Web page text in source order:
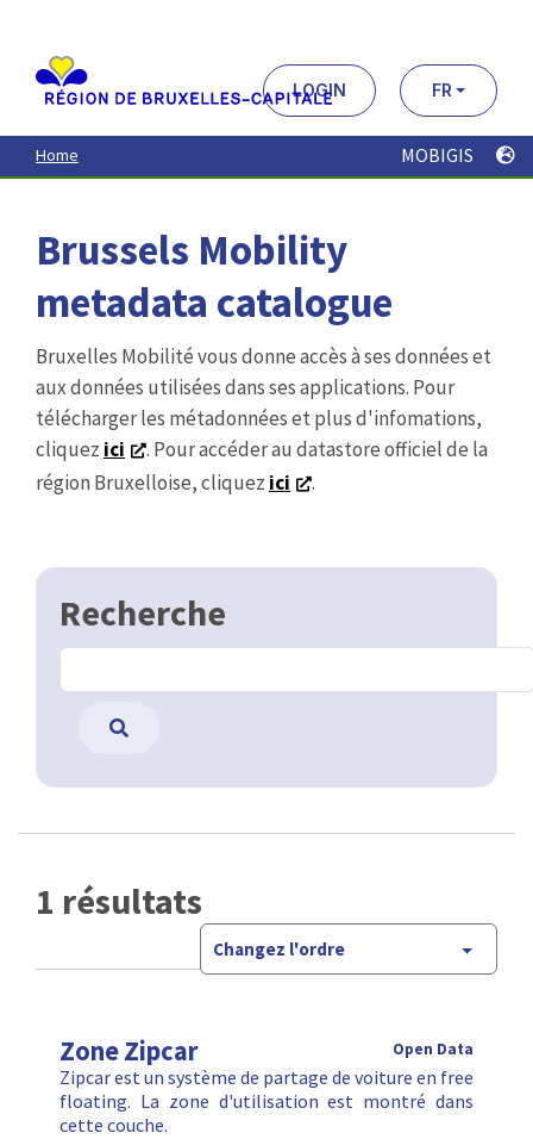
contenu
principal
LOGIN FR
Home MOBIGIS
Brussels Mobility
metadata catalogue
Bruxelles Mobilité vous donne accès à ses données et
aux données utilisées dans ses applications. Pour
télécharger les métadonnées et plus d'infomations,
cliquez ici
. Pour accéder au datastore officiel de la
région Bruxelloise, cliquez ici .
Recherche
1 résultats
Changez l'ordre
Zone Zipcar Open Data
Zipcar est un système de partage de voiture en free
floating. La zone d'utilisation est montré dans
cette couche.